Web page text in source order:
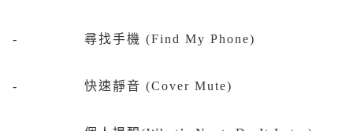
- 尋找手機 (Find My Phone)
- 快速靜音 (Cover Mute)